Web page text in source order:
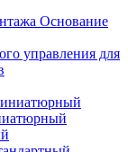
Основание
управления для